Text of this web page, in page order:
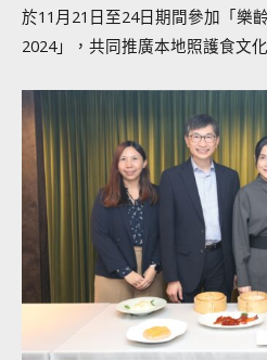
於11月21日至24日期間參加「樂
2024」，共同推廣本地照護食文化